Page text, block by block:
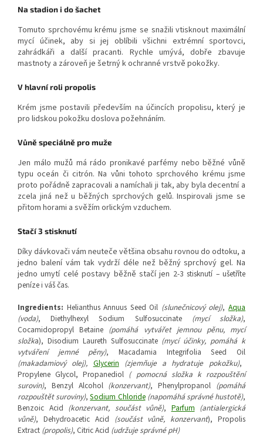
Na stadion i do šachet
Tomuto sprchovému krému jsme se snažili vtisknout maximální
mycí účinek, aby si jej oblíbili všichni extrémní sportovci,
zahrádkáři a další pracanti. Rychle umývá, dobře zbavuje
mastnoty a zároveň je šetrný k ochranné vrstvě pokožky.
V hlavní roli propolis
Krém jsme postavili především na účincích propolisu, který je
pro lidskou pokožku doslova požehnáním.
Vůně speciálně pro muže
Jen málo mužů má rádo pronikavé parfémy nebo běžné vůně
typu oceán či citrón. Na vůni tohoto sprchového krému jsme
proto pořádně zapracovali a namíchali ji tak, aby byla decentní a
zcela jiná než u běžných sprchových gelů. Inspirovali jsme se
přitom horami a svěžím orlickým vzduchem.
Stačí 3 stisknutí
Díky dávkovači vám neuteče většina obsahu rovnou do odtoku, a
jedno balení vám tak vydrží déle než běžný sprchový gel. Na
jedno umytí celé postavy běžně stačí jen 2-3 stisknutí – ušetříte
peníze i váš čas.
Ingredients: Helianthus Annuus Seed Oil (slunečnicový olej),Aqua
(voda), Diethylhexyl Sodium Sulfosuccinate (mycí složka),
Cocamidopropyl Betaine (pomáhá vytvářet jemnou pěnu, mycí
složka), Disodium Laureth Sulfosuccinate (mycí účinky, pomáhá k
vytváření jemné pěny), Macadamia Integrifolia Seed Oil
(makadamiový olej), Glycerin (zjemňuje a hydratuje pokožku),
Propylene Glycol, Propanediol ( pomocná složka k rozpouštění
surovin), Benzyl Alcohol (konzervant), Phenylpropanol (pomáhá
rozpouštět suroviny),Sodium Chloride (napomáhá správné hustotě),
Benzoic Acid (konzervant, součást vůně), Parfum (antialergická
vůně), Dehydroacetic Acid (součást vůně, konzervant), Propolis
Extract (propolis), Citric Acid (udržuje správné pH)